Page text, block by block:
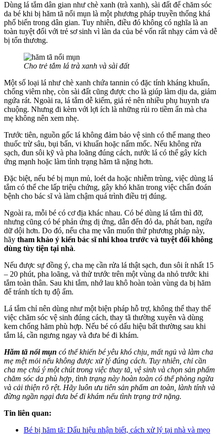
Dùng lá tắm dân gian như chè xanh (trà xanh), sài đất để chăm sóc
da bé khi bị hăm tã nổi mụn là một phương pháp truyền thống khá
phổ biến trong dân gian. Tuy nhiên, điều đó không có nghĩa là an
toàn tuyệt đối với trẻ sơ sinh vì làn da của bé vốn rất nhạy cảm và dễ
bị tổn thương.
Cho trẻ tắm lá trà xanh và sài đất
Một số loại lá như chè xanh chứa tannin có đặc tính kháng khuẩn,
chống viêm nhẹ, còn sài đất cũng được cho là giúp làm dịu da, giảm
ngứa rát. Ngoài ra, lá tắm dễ kiếm, giá rẻ nên nhiều phụ huynh ưa
chuộng. Nhưng đi kèm với lợi ích là những rủi ro tiềm ẩn mà cha
mẹ không nên xem nhẹ.
Trước tiên, nguồn gốc lá không đảm bảo vệ sinh có thể mang theo
thuốc trừ sâu, bụi bẩn, vi khuẩn hoặc nấm mốc. Nếu không rửa
sạch, đun sôi kỹ và pha loãng đúng cách, nước lá có thể gây kích
ứng mạnh hoặc làm tình trạng hăm tã nặng hơn.
Đặc biệt, nếu bé bị mụn mủ, loét da hoặc nhiễm trùng, việc dùng lá
tắm có thể che lấp triệu chứng, gây khó khăn trong việc chẩn đoán
bệnh cho bác sĩ và làm chậm quá trình điều trị đúng.
Ngoài ra, mỗi bé có cơ địa khác nhau. Có bé dùng lá tắm thì đỡ,
nhưng cũng có bé phản ứng dị ứng, dẫn đến đỏ da, phát ban, ngứa
dữ dội hơn. Do đó, nếu cha mẹ vẫn muốn thử phương pháp này,
hãy tham khảo ý kiến bác sĩ nhi khoa trước và tuyệt đối không
dùng tùy tiện tại nhà.
Nếu được sự đồng ý, cha mẹ cần rửa lá thật sạch, đun sôi ít nhất 15
– 20 phút, pha loãng, và thử trước trên một vùng da nhỏ trước khi
tắm toàn thân. Sau khi tắm, nhớ lau khô hoàn toàn vùng da bị hăm
để tránh tích tụ độ ẩm.
Lá tắm chỉ nên dùng như một biện pháp hỗ trợ, không thể thay thế
việc chăm sóc vệ sinh đúng cách, thay tã thường xuyên và dùng
kem chống hăm phù hợp. Nếu bé có dấu hiệu bất thường sau khi
tắm lá, cần ngưng ngay và đưa bé đi khám.
Hăm tã nổi mụn có thể khiến bé yêu khó chịu, mất ngủ và làm cha
mẹ mệt mỏi nếu không được xử lý đúng cách. Tuy nhiên, chỉ cần
cha mẹ chú ý một chút trong việc thay tã, vệ sinh và chọn sản phẩm
chăm sóc da phù hợp, tình trạng này hoàn toàn có thể phòng ngừa
và cải thiện rõ rệt. Hãy luôn ưu tiên sản phẩm an toàn, lành tính và
đừng ngần ngại đưa bé đi khám nếu tình trạng trở nặng.
Tin liên quan:
Bé bị hăm tã: Dấu hiệu nhận biết, cách xử lý tại nhà và mẹo